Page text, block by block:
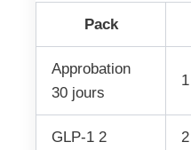
Pack
Approbation
30 jours
GLP-1 2